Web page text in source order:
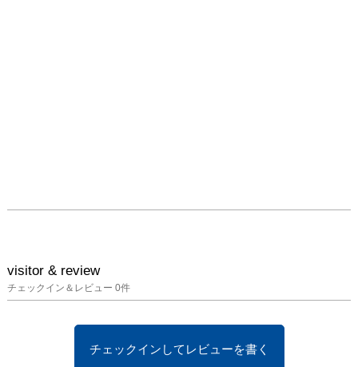
visitor & review
チェックイン＆レビュー 0件
チェックインしてレビューを書く